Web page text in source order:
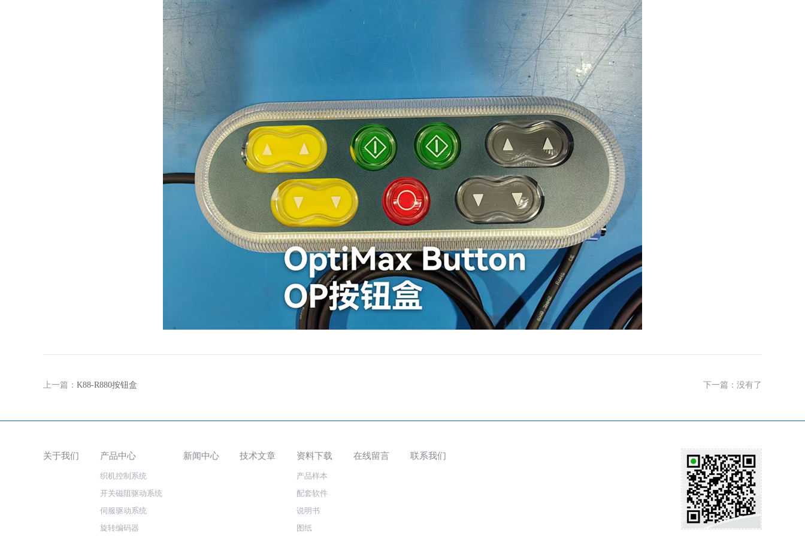
上一篇： K88-R880按钮盒 下一篇：没有了
关于我们 产品中心
织机控制系统
开关磁阻驱动系统
伺服驱动系统
旋转编码器
新闻中心 技术文章 资料下载
产品样本
配套软件
说明书
图纸
在线留言 联系我们